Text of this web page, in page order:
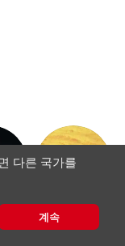
린트
올린
RTÉ 국립
교향악단
다른 국가를
계속